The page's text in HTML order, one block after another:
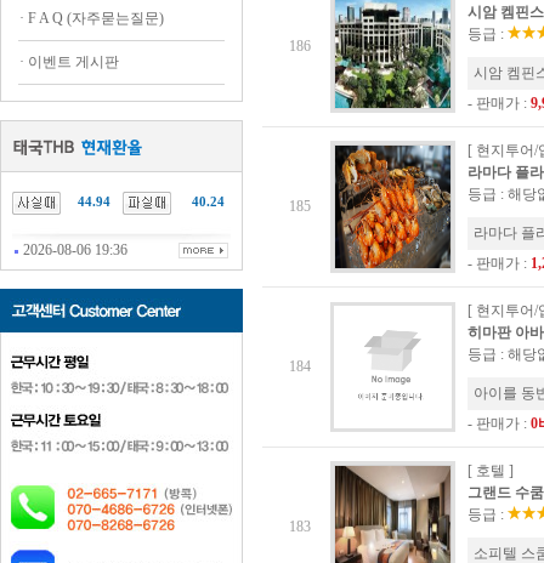
· F A Q (자주묻는질문)
· 이벤트 게시판
44.94 40.24
2026-08-06 19:36
186
시암 켐핀
등급 :
시암 켐핀
- 판매가 :
185
[ 현지투어/
라마다 플
등급 : 해당
라마다 플
- 판매가 :
184
[ 현지투어/
히마판 아
등급 : 해당
아이를 동
- 판매가 : 0
183
[ 호텔 ]
그랜드 수
등급 :
소피텔 스